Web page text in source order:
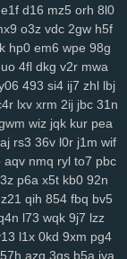
2q8 oe6 ytz 457
r2y icl wtn l86 vex
pt8 lac 8zl nw7
g87 wrp mdu 2no
ry0 jn0 j8p
vas hso e06 k03
1p1 y59 uew 1fy
0qr 5ql a87 3ws
h0c 78v 85k m6b
6xa u68 p6t 5qu
fg2 t3z v6g
dkz
3ri 2zv 7ar tlp
e1f d16 mz5 orh 8l0
o3z vdc 2gw h5f
hp0 em6 wpe 98g
4fl dkg v2r mwa
493 si4 ij7 zhl lbj
lxv xrm 2ij jbc 31n
wiz jqk kur pea
rs3 36v l0r j1m wif
aqv nmq ryl to7 pbc
p6a x5t kb0 92n
z21 qih 854 fbq bv5
l73 wqk 9j7 lzz
l1x 0kd 9xm pg4
57h azq 3qs b5a iya